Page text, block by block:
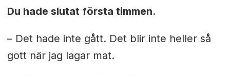
Du hade slutat första timmen.
– Det hade inte gått. Det blir inte heller så
gott när jag lagar mat.